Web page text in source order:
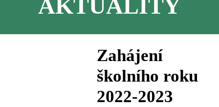
AKTUALITY
Zahájení
školního roku
2022-2023